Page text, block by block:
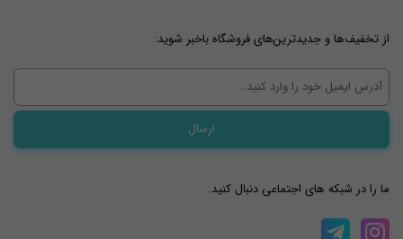
از تخفیف‌ها و جدیدترین‌های فروشگاه باخبر شوید:
ما را در شبکه های اجتماعی دنبال کنید.